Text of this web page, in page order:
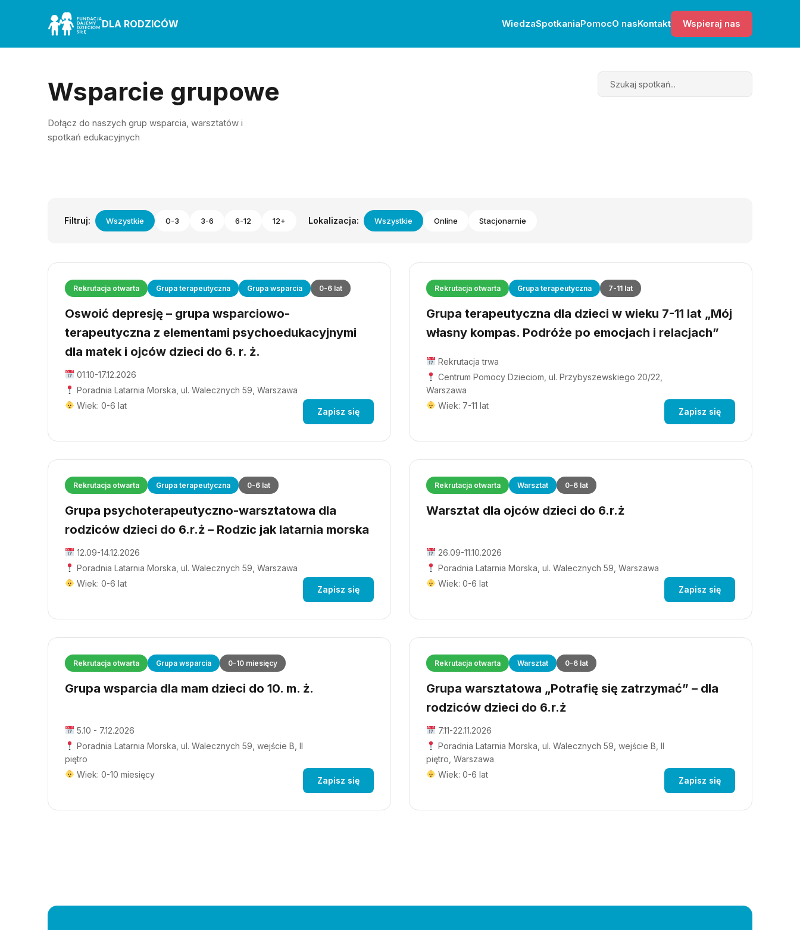
DLA RODZICÓW WiedzaSpotkaniaPomocO nasKontakt Wspieraj nas
Wsparcie grupowe
Dołącz do naszych grup wsparcia, warsztatów i
spotkań edukacyjnych
Search
Filtruj: Wszystkie 0-3 3-6 6-12 12+ Lokalizacja: Wszystkie Online Stacjonarnie
Rekrutacja otwarta Grupa terapeutyczna Grupa wsparcia 0-6 lat
Oswoić depresję – grupa wsparciowo-
terapeutyczna z elementami psychoedukacyjnymi
dla matek i ojców dzieci do 6. r. ż.
01.10-17.12.2026
Poradnia Latarnia Morska, ul. Walecznych 59, Warszawa
Wiek: 0-6 lat
Zapisz się
Rekrutacja otwarta Grupa terapeutyczna 7-11 lat
Grupa terapeutyczna dla dzieci w wieku 7-11 lat „Mój
własny kompas. Podróże po emocjach i relacjach”
Rekrutacja trwa
Centrum Pomocy Dzieciom, ul. Przybyszewskiego 20/22,
Warszawa
Wiek: 7-11 lat
Zapisz się
Rekrutacja otwarta Grupa terapeutyczna 0-6 lat
Grupa psychoterapeutyczno-warsztatowa dla
rodziców dzieci do 6.r.ż – Rodzic jak latarnia morska
12.09-14.12.2026
Poradnia Latarnia Morska, ul. Walecznych 59, Warszawa
Wiek: 0-6 lat
Zapisz się
Rekrutacja otwarta Warsztat 0-6 lat
Warsztat dla ojców dzieci do 6.r.ż
26.09-11.10.2026
Poradnia Latarnia Morska, ul. Walecznych 59, Warszawa
Wiek: 0-6 lat
Zapisz się
Rekrutacja otwarta Grupa wsparcia 0-10 miesięcy
Grupa wsparcia dla mam dzieci do 10. m. ż.
5.10 - 7.12.2026
Poradnia Latarnia Morska, ul. Walecznych 59, wejście B, II
piętro
Wiek: 0-10 miesięcy
Zapisz się
Rekrutacja otwarta Warsztat 0-6 lat
Grupa warsztatowa „Potrafię się zatrzymać” – dla
rodziców dzieci do 6.r.ż
7.11-22.11.2026
Poradnia Latarnia Morska, ul. Walecznych 59, wejście B, II
piętro, Warszawa
Wiek: 0-6 lat
Zapisz się